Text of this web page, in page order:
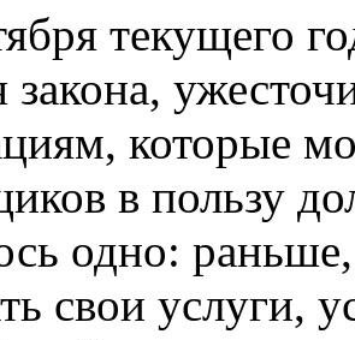
текущего
закона,
которые
в пользу
одно:
свои услуги,